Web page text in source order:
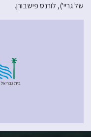
של גריי'), לורנס פישבורן.